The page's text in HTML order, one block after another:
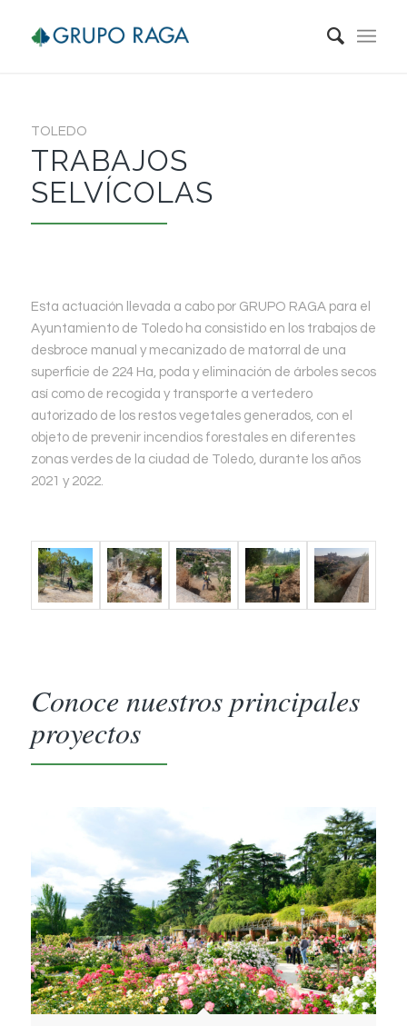
TOLEDO
TRABAJOS
SELVÍCOLAS
Esta actuación llevada a cabo por GRUPO RAGA para el
Ayuntamiento de Toledo ha consistido en los trabajos de
desbroce manual y mecanizado de matorral de una
superficie de 224 Ha, poda y eliminación de árboles secos
así como de recogida y transporte a vertedero
autorizado de los restos vegetales generados, con el
objeto de prevenir incendios forestales en diferentes
zonas verdes de la ciudad de Toledo, durante los años
2021 y 2022.
Conoce nuestros principales
proyectos